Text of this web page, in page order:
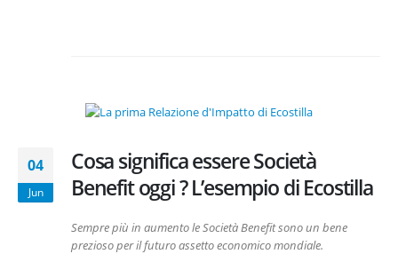
04
Jun
Cosa significa essere Società
Benefit oggi ? L’esempio di Ecostilla
Sempre più in aumento le Società Benefit sono un bene
prezioso per il futuro assetto economico mondiale.